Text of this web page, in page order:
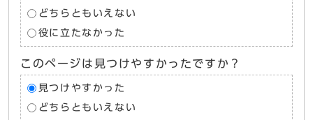
どちらともいえない
役に立たなかった
このページは見つけやすかったですか？
見つけやすかった
どちらともいえない